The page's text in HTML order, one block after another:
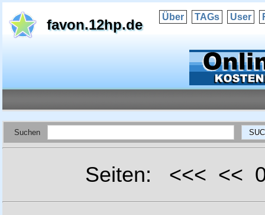
favon.12hp.de Über TAGs User
Suchen
Seiten: <<< <<